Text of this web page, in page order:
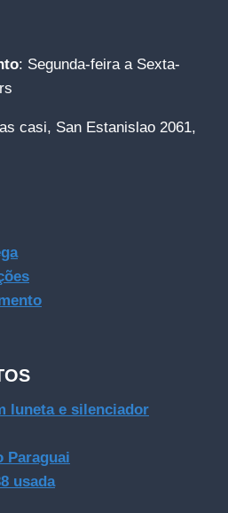
: Segunda-feira a Sexta-
casi, San Estanislao 2061,
luneta e silenciador
Paraguai
usada